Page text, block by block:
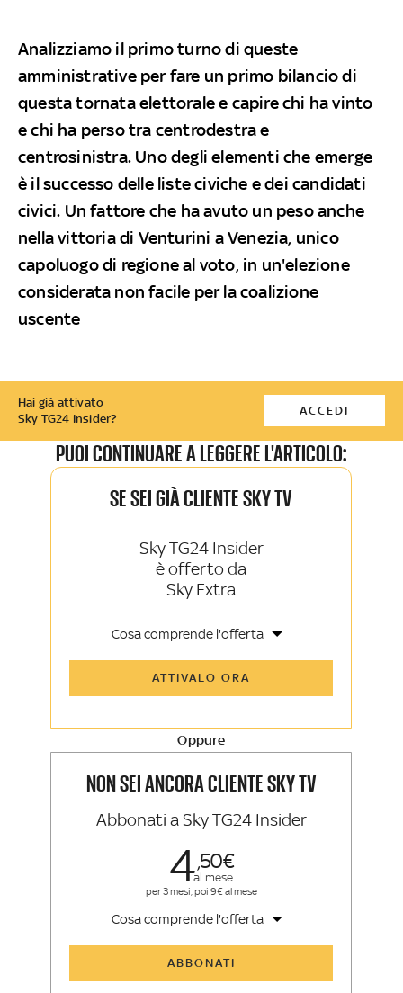
Analizziamo il primo turno di queste
amministrative per fare un primo bilancio di
questa tornata elettorale e capire chi ha vinto
e chi ha perso tra centrodestra e
centrosinistra. Uno degli elementi che emerge
è il successo delle liste civiche e dei candidati
civici. Un fattore che ha avuto un peso anche
nella vittoria di Venturini a Venezia, unico
capoluogo di regione al voto, in un'elezione
considerata non facile per la coalizione
uscente
Hai già attivato
Sky TG24 Insider?
ACCEDI
PUOI CONTINUARE A LEGGERE L'ARTICOLO:
SE SEI GIÀ CLIENTE SKY TV
Sky TG24 Insider
è offerto da
Sky Extra
Cosa comprende l'offerta
Sky Sport Insider
La newsletter esclusiva di Sky TG24
ATTIVALO ORA
Oppure
NON SEI ANCORA CLIENTE SKY TV
Abbonati a Sky TG24 Insider
450
al mese
per 3 mesi, poi 9€ al mese
Cosa comprende l'offerta
ABBONATI